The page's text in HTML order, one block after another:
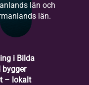
län och
län.
i Bilda
bygger
– lokalt